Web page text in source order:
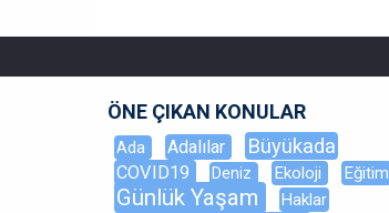
ÖNE ÇIKAN KONULAR
Ada Adalılar Büyükada
COVID19 Deniz Ekoloji Eğitim
Günlük Yaşam Haklar